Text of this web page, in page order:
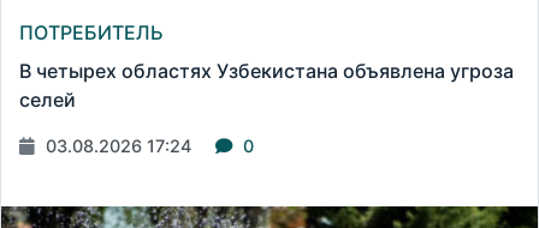
ПОТРЕБИТЕЛЬ
В четырех областях Узбекистана объявлена угроза
селей
03.08.2026 17:24 0